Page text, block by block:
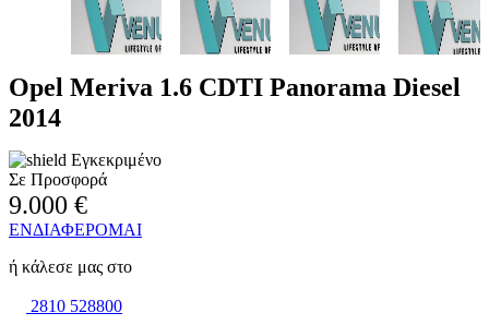
Opel Meriva 1.6 CDTI Panorama Diesel
2014
Εγκεκριμένο
Σε Προσφορά
9.000 €
ΕΝΔΙΑΦΕΡΟΜΑΙ
ή κάλεσε μας στο
2810 528800